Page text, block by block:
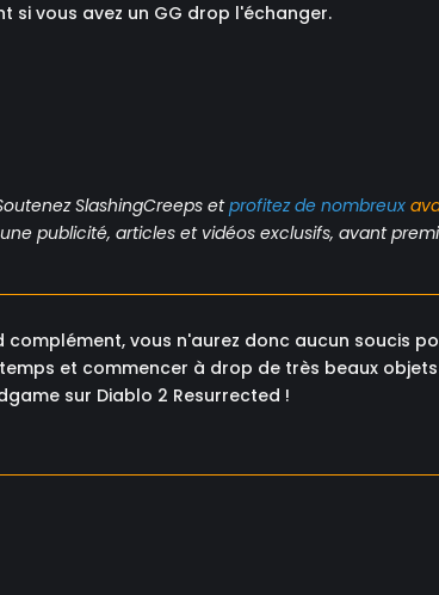
si vous avez un GG drop l'échanger.
SlashingCreeps etprofitez de nombreux
publicité, articles et vidéos exclusifs, avant
complément, vous n'aurez donc aucun soucis
et commencer à drop de très beaux
sur Diablo 2 Resurrected !